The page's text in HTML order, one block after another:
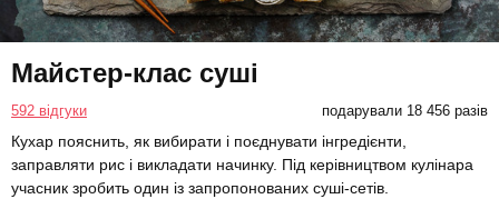
Майстер-клас суші
592 відгуки подарували 18 456 разів
Кухар пояснить, як вибирати і поєднувати інгредієнти,
заправляти рис і викладати начинку. Під керівництвом кулінара
учасник зробить один із запропонованих суші-сетів.